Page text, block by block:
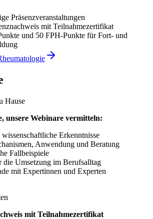
Präsenzveranstaltungen
mit Teilnahmezertifikat
und 50 FPH-Punkte für Fort- und
Hause
unsere Webinare vermitteln:
Erkenntnisse
Anwendung und Beratung
Fallbeispiele
die Umsetzung im Berufsalltag
mit Expertinnen und Experten
mit Teilnahmezertifikat